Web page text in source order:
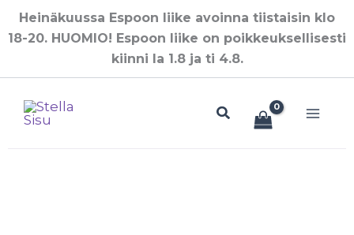
Siirry
sisältöön
Heinäkuussa Espoon liike avoinna tiistaisin klo
18-20. HUOMIO! Espoon liike on poikkeuksellisesti
kiinni la 1.8 ja ti 4.8.
Hae